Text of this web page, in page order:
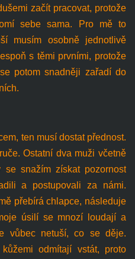
začít pracovat, protože
sebe sama. Pro mě to
musím osobně jednotlivě
s těmi prvními, protože
potom snadněji zařadí do
ten musí dostat přednost.
Ostatní dva muži včetně
snažím získat pozornost
a postupovali za námi.
přebírá chlapce, následuje
úsilí se mnozí loudají a
vůbec netuší, co se děje.
odmítají vstát, proto